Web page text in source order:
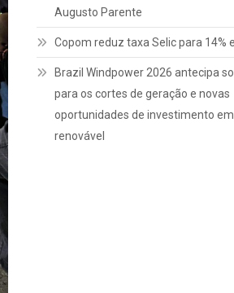
Augusto Parente
Copom reduz taxa Selic para 14%
Brazil Windpower 2026 antecipa
para os cortes de geração e novas
oportunidades de investimento
renovável